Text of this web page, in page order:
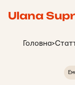
Ulana
Головна>